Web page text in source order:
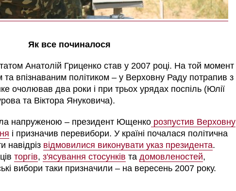
Як все починалося
Анатолій Гриценко став у 2007 році. На той момент
та впізнаваним політиком –у Верховну Раду потрапив з
очолював два роки і при трьох урядах поспіль (Юлії
та Віктора Януковича).
напруженою –президент Ющенкорозпустив Верховну
і призначив перевибори. У країні почалася політична
навідріз відмовилися виконувати указ президента.
торгів, з'ясування стосунків та домовленостей,
вибори таки призначили –на вересень 2007 року.